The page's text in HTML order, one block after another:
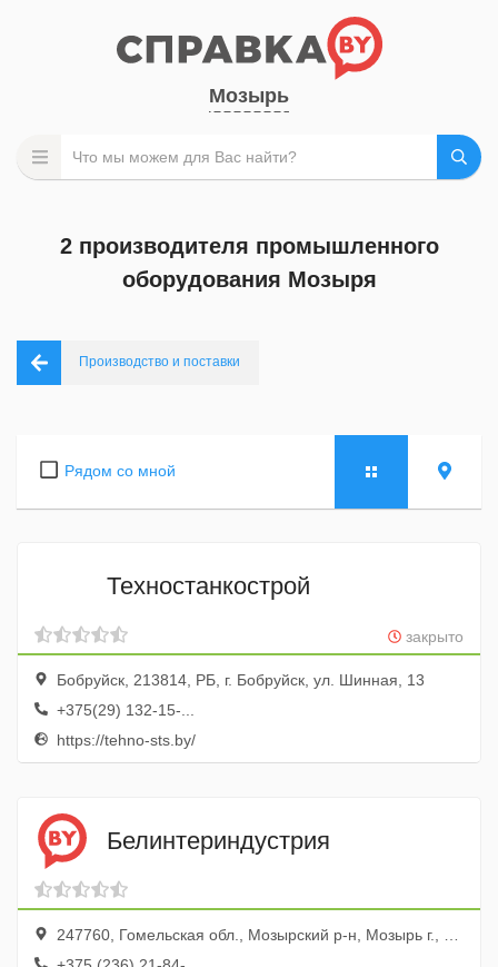
Мозырь
2 производителя промышленного
оборудования Мозыря
Производство и поставки
Рядом со мной
Техностанкострой
закрыто
Бобруйск, 213814, РБ, г. Бобруйск, ул. Шинная, 13
+375(29) 132-15-...
https://tehno-sts.by/
Белинтериндустрия
247760, Гомельская обл., Мозырский р-н, Мозырь г., 2-й Березовый пер., 7b, 2